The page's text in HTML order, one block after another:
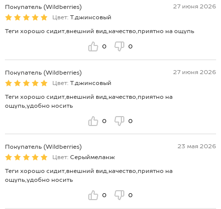
Покупатель (Wildberries)
27 июня 2026
Цвет: Т.джинсовый
Теги хорошо сидит,внешний вид,качество,приятно на ощупь
0 0
Покупатель (Wildberries)
27 июня 2026
Цвет: Т.джинсовый
Теги хорошо сидит,внешний вид,качество,приятно на
ощупь,удобно носить
0 0
Покупатель (Wildberries)
23 мая 2026
Цвет: Серыймеланж
Теги хорошо сидит,внешний вид,качество,приятно на
ощупь,удобно носить
0 0